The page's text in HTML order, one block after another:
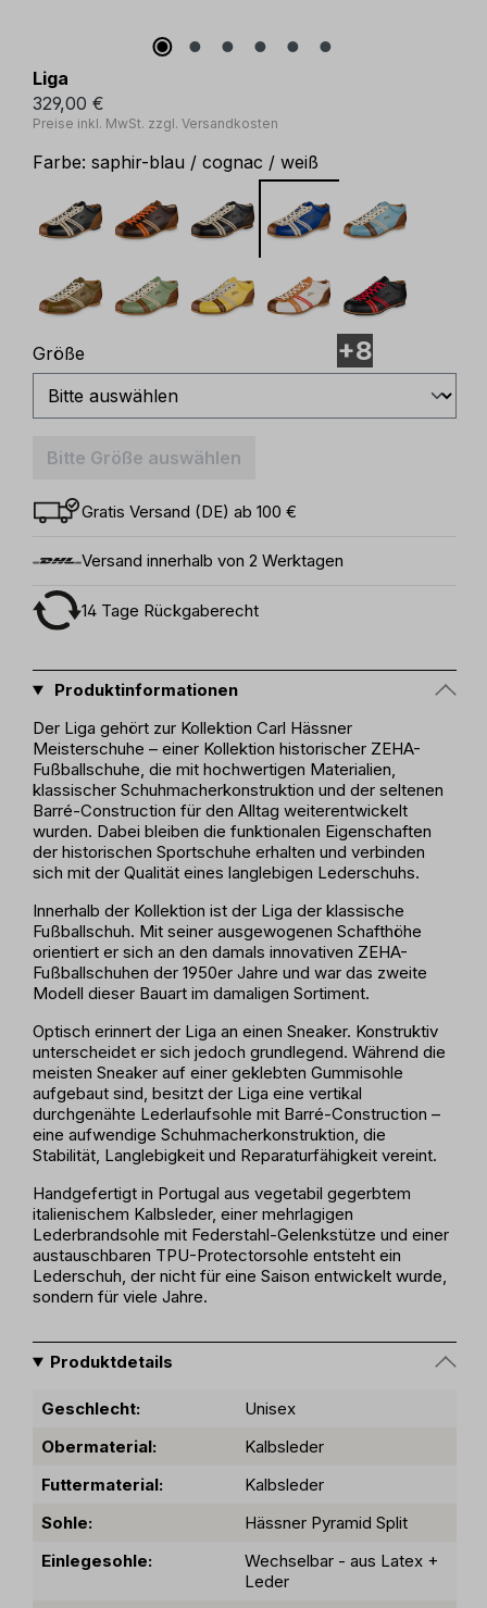
Liga
329,00 €
Preise inkl. MwSt. zzgl. Versandkosten
Farbe: saphir-blau / cognac / weiß
+8
Größe
Bitte Größe auswählen
Gratis Versand (DE) ab 100 €
Versand innerhalb von 2 Werktagen
14 Tage Rückgaberecht
Produktinformationen
Der Liga gehört zur Kollektion Carl Hässner
Meisterschuhe – einer Kollektion historischer ZEHA-
Fußballschuhe, die mit hochwertigen Materialien,
klassischer Schuhmacherkonstruktion und der seltenen
Barré-Construction für den Alltag weiterentwickelt
wurden. Dabei bleiben die funktionalen Eigenschaften
der historischen Sportschuhe erhalten und verbinden
sich mit der Qualität eines langlebigen Lederschuhs.
Innerhalb der Kollektion ist der Liga der klassische
Fußballschuh. Mit seiner ausgewogenen Schafthöhe
orientiert er sich an den damals innovativen ZEHA-
Fußballschuhen der 1950er Jahre und war das zweite
Modell dieser Bauart im damaligen Sortiment.
Optisch erinnert der Liga an einen Sneaker. Konstruktiv
unterscheidet er sich jedoch grundlegend. Während die
meisten Sneaker auf einer geklebten Gummisohle
aufgebaut sind, besitzt der Liga eine vertikal
durchgenähte Lederlaufsohle mit Barré-Construction –
eine aufwendige Schuhmacherkonstruktion, die
Stabilität, Langlebigkeit und Reparaturfähigkeit vereint.
Handgefertigt in Portugal aus vegetabil gegerbtem
italienischem Kalbsleder, einer mehrlagigen
Lederbrandsohle mit Federstahl-Gelenkstütze und einer
austauschbaren TPU-Protectorsohle entsteht ein
Lederschuh, der nicht für eine Saison entwickelt wurde,
sondern für viele Jahre.
Produktdetails
Geschlecht:
Unisex
Obermaterial:
Kalbsleder
Futtermaterial:
Kalbsleder
Sohle:
Hässner Pyramid Split
Einlegesohle:
Wechselbar - aus Latex +
Leder